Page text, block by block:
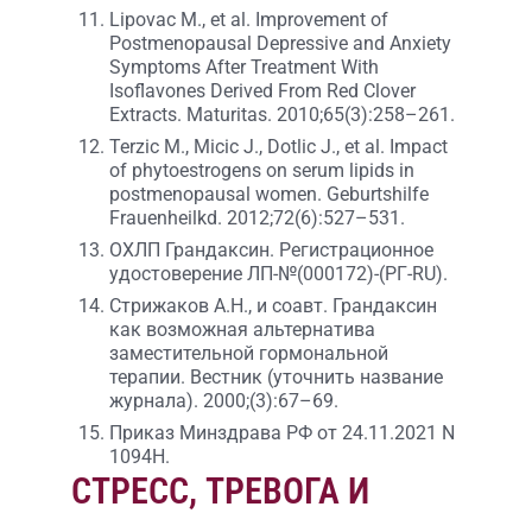
Lipovac M., et al. Improvement of
Postmenopausal Depressive and Anxiety
Symptoms After Treatment With
Isoflavones Derived From Red Clover
Extracts. Maturitas. 2010;65(3):258–261.
Terzic M., Micic J., Dotlic J., et al. Impact
of phytoestrogens on serum lipids in
postmenopausal women. Geburtshilfe
Frauenheilkd. 2012;72(6):527–531.
ОХЛП Грандаксин. Регистрационное
удостоверение ЛП-№(000172)-(РГ-RU).
Стрижаков А.Н., и соавт. Грандаксин
как возможная альтернатива
заместительной гормональной
терапии. Вестник (уточнить название
журнала). 2000;(3):67–69.
Приказ Минздрава РФ от 24.11.2021 N
1094Н.
СТРЕСС, ТРЕВОГА И